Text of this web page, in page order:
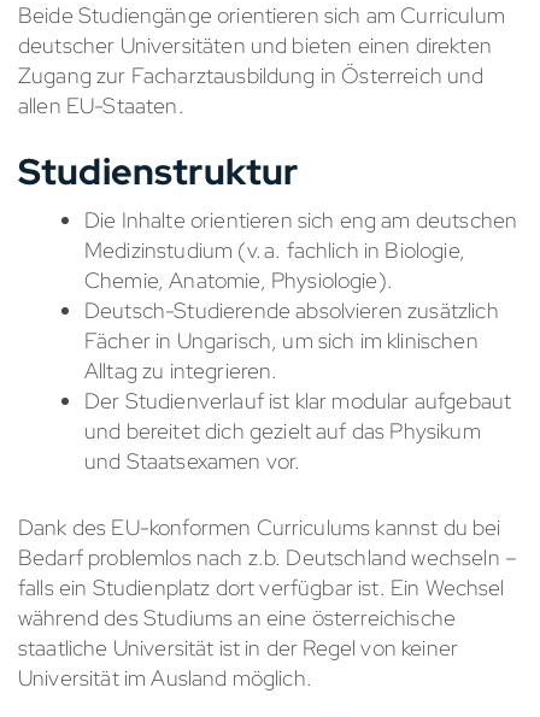
Beide Studiengänge orientieren sich am Curriculum
deutscher Universitäten und bieten einen direkten
Zugang zur Facharztausbildung in Österreich und
allen EU-Staaten.
Studienstruktur
Die Inhalte orientieren sich eng am deutschen
Medizinstudium (v. a. fachlich in Biologie,
Chemie, Anatomie, Physiologie).
Deutsch-Studierende absolvieren zusätzlich
Fächer in Ungarisch, um sich im klinischen
Alltag zu integrieren.
Der Studienverlauf ist klar modular aufgebaut
und bereitet dich gezielt auf das Physikum
und Staatsexamen vor.
Dank des EU-konformen Curriculums kannst du bei
Bedarf problemlos nach z.b. Deutschland wechseln –
falls ein Studienplatz dort verfügbar ist. Ein Wechsel
während des Studiums an eine österreichische
staatliche Universität ist in der Regel von keiner
Universität im Ausland möglich.